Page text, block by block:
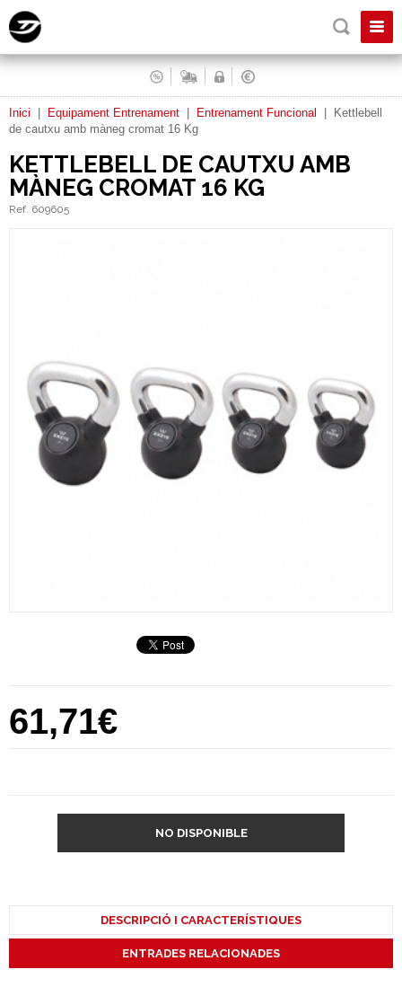
Inici Equipament Entrenament Entrenament Funcional
Kettlebell
de cautxu amb màneg cromat 16 Kg
KETTLEBELL DE CAUTXU AMB
MÀNEG CROMAT 16 KG
Ref. 609605
61,71€
NO DISPONIBLE
DESCRIPCIÓ I CARACTERÍSTIQUES
ENTRADES RELACIONADES